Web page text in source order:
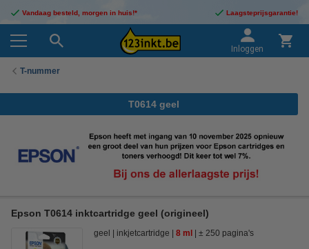
Vandaag besteld, morgen in huis!* Laagsteprijsgarantie!
Inloggen
T-nummer
T0614 geel
Epson T0614 inktcartridge geel (origineel)
geel inkjetcartridge 8 ml ± 250 pagina's